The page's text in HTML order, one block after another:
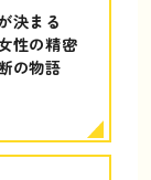
決まる
性の精密
の物語